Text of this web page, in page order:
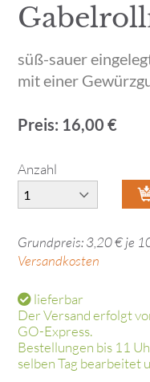
süß-sauer
mit einer
Preis: 16,00 €
Anzahl
Grundpreis: 3,20 € je
Versandkosten
lieferbar
Der Versand erfolgt
GO-Express.
Bestellungen bis 11
selben Tag bearbeitet